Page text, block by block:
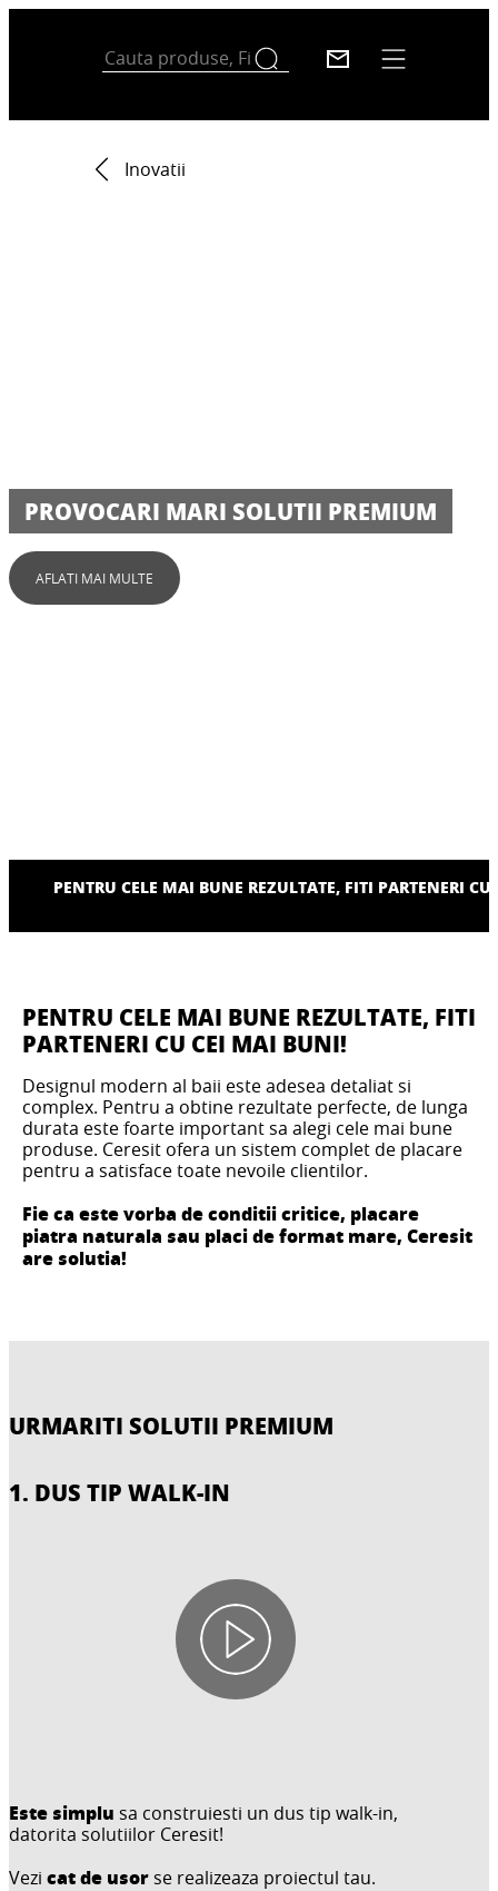
Inovatii
PROVOCARI MARI SOLUTII PREMIUM
AFLATI MAI MULTE
PENTRU CELE MAI BUNE REZULTATE, FITI PARTENERI
PENTRU CELE MAI BUNE REZULTATE, FITI
PARTENERI CU CEI MAI BUNI!
Designul modern al baii este adesea detaliat si
complex. Pentru a obtine rezultate perfecte, de lunga
durata este foarte important sa alegi cele mai bune
produse. Ceresit ofera un sistem complet de placare
pentru a satisface toate nevoile clientilor.
Fie ca este vorba de conditii critice, placare
piatra naturala sau placi de format mare, Ceresit
are solutia!
URMARITI SOLUTII PREMIUM
1. DUS TIP WALK-IN
Este simplu sa construiesti un dus tip walk-in,
datorita solutiilor Ceresit!
Vezi cat de usor se realizeaza proiectul tau.